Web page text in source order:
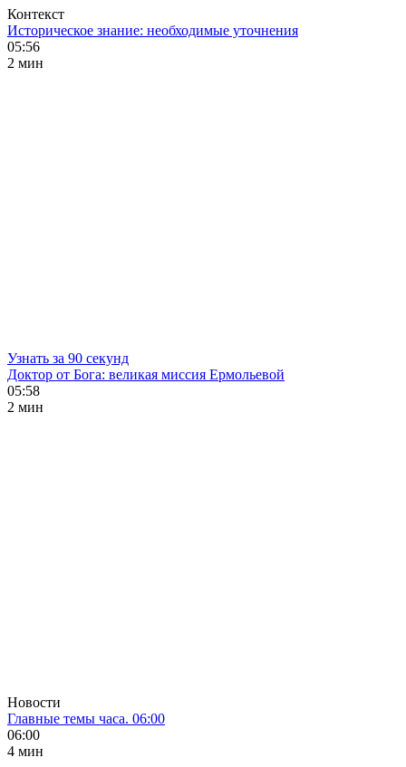
Контекст
Историческое знание: необходимые уточнения
05:56
2 мин
Узнать за 90 секунд
Доктор от Бога: великая миссия Ермольевой
05:58
2 мин
Новости
Главные темы часа. 06:00
06:00
4 мин